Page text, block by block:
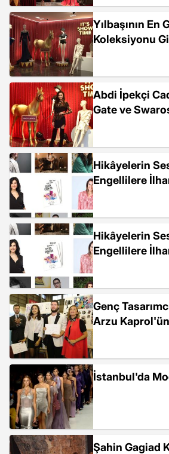
Yılbaşının En
Koleksiyonu
Abdi İpekçi
Gate ve
Hikâyelerin
Engellilere
Hikâyelerin
Engellilere
Genç
Arzu
İstanbul'da
Şahin Gagiad